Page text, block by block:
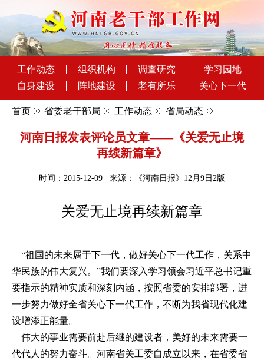
工作动态 组织机构 调查研究
学习园地
自身建设
阵地建设 老有所乐 关心下一代
首页 省委老干部局 工作动态 省局动态
河南日报发表评论员文章——《关爱无止境
再续新篇章》
时间：2015-12-09 来源：《河南日报》12月9日2版
关爱无止境再续新篇章
“祖国的未来属于下一代，做好关心下一代工作，关系中
华民族的伟大复兴。”我们要深入学习领会习近平总书记重
要指示的精神实质和深刻内涵，按照省委的安排部署，进
一步努力做好全省关心下一代工作，不断为我省现代化建
设增添正能量。
伟大的事业需要前赴后继的建设者，美好的未来需要一
代代人的努力奋斗。河南省关工委自成立以来，在省委省